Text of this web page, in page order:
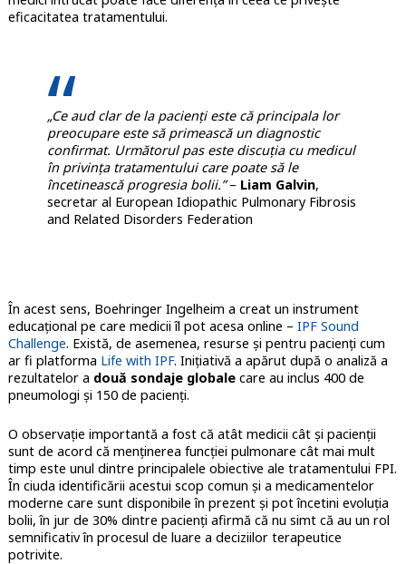
eficacitatea tratamentului.
„Ce aud clar de la pacienți este că principala lor
preocupare este să primească un diagnostic
confirmat. Următorul pas este discuția cu medicul
în privința tratamentului care poate să le
încetinească progresia bolii.”– Liam Galvin,
secretar al European Idiopathic Pulmonary Fibrosis
and Related Disorders Federation
În acest sens, Boehringer Ingelheim a creat un instrument
educațional pe care medicii îl pot acesa online – IPF Sound
Challenge. Există, de asemenea, resurse și pentru pacienți cum
ar fi platforma Life with IPF. Inițiativă a apărut după o analiză a
rezultatelor a două sondaje globalecare au inclus 400 de
pneumologi și 150 de pacienți.
O observație importantă a fost că atât medicii cât și pacienții
sunt de acord că menținerea funcției pulmonare cât mai mult
timp este unul dintre principalele obiective ale tratamentului FPI.
În ciuda identificării acestui scop comun și a medicamentelor
moderne care sunt disponibile în prezent și pot încetini evoluția
bolii, în jur de 30% dintre pacienți afirmă că nu simt că au un rol
semnificativ în procesul de luare a deciziilor terapeutice
potrivite.